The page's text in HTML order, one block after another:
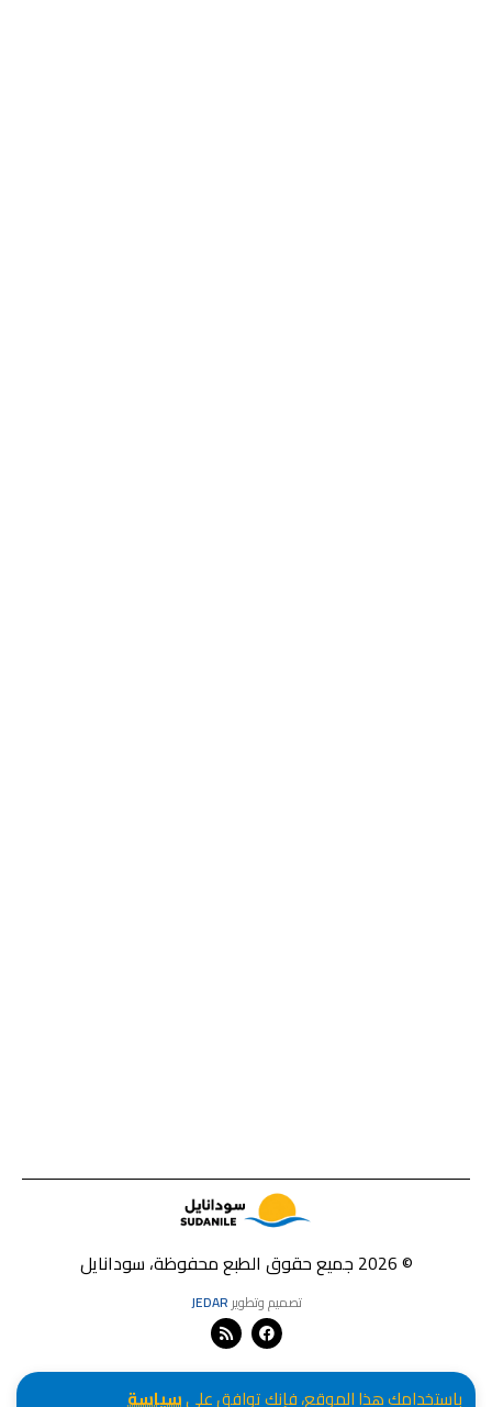
باستخدامك هذا الموقع، فإنك توافق علىسياسة
© 2026 جميع حقوق الطبع محفوظة، سودانايل
تصميم وتطويرJEDAR